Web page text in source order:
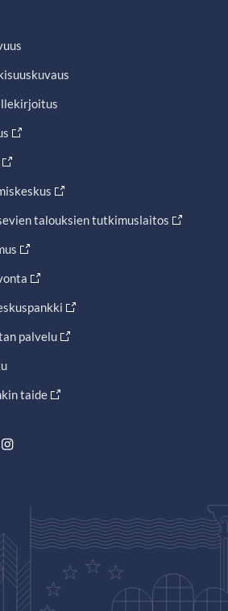
talouksien tutkimuslaitos
palvelu
taide